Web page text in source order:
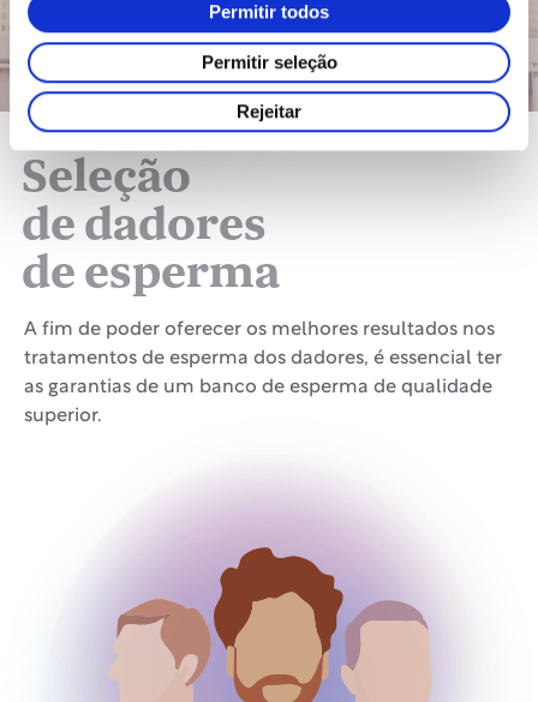
Permitir todos
Permitir seleção
Rejeitar
Seleção
de dadores
de esperma
A fim de poder oferecer os melhores resultados nos
tratamentos de esperma dos dadores, é essencial ter
as garantias de um banco de esperma de qualidade
superior.